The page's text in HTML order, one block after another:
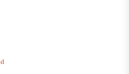
er solgt for 1.800.000 - se køberen